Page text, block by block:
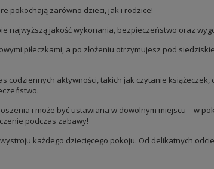
pokochają zarówno dzieci, jak i rodzice!
najwyższą jakość wykonania, bezpieczeństwo oraz
piłeczkami, a po złożeniu otrzymujesz pod
aktywności, takich jak czytanie
i może być ustawiana w dowolnym miejscu – w
podczas zabawy!
każdego dziecięcego pokoju. Od delikatnych